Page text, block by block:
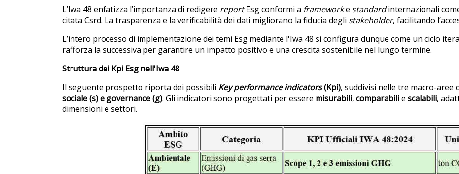
L’Iwa 48 enfatizza l’importanza di redigere reportEsg conformi a frameworke standardinternazionali
citata Csrd. La trasparenza e la verificabilità dei dati migliorano la fiducia degli stakeholder, facilitando
L’intero processo di implementazione dei temi Esg mediante l'Iwa 48 si configura dunque come un ciclo
rafforza la successiva per garantire un impatto positivo e una crescita sostenibile nel lungo termine.
Struttura dei Kpi Esg nell'Iwa 48
Il seguente prospetto riporta dei possibili Key performance indicators(Kpi), suddivisi nelle tre macro-aree
sociale (s) e governance (g). Gli indicatori sono progettati per essere misurabili, comparabilie scalabili,
dimensioni e settori.